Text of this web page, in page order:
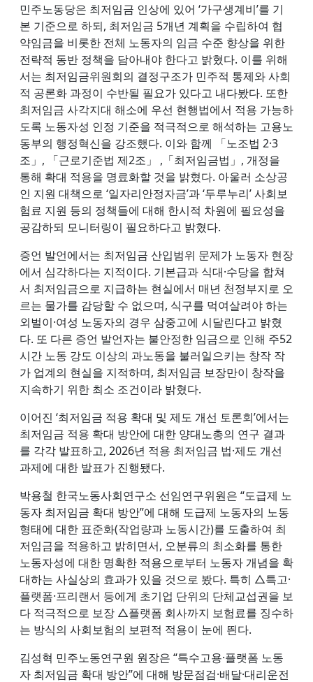
민주노동당은 최저임금 인상에 있어 ‘가구생계비’를 기
본 기준으로 하되, 최저임금 5개년 계획을 수립하여 협
약임금을 비롯한 전체 노동자의 임금 수준 향상을 위한
전략적 동반 정책을 담아내야 한다고 밝혔다. 이를 위해
서는 최저임금위원회의 결정구조가 민주적 통제와 사회
적 공론화 과정이 수반될 필요가 있다고 내다봤다. 또한
최저임금 사각지대 해소에 우선 현행법에서 적용 가능하
도록 노동자성 인정 기준을 적극적으로 해석하는 고용노
동부의 행정혁신을 강조했다. 이와 함께 「노조법 2·3
조」, 「근로기준법 제2조」 ,「최저임금법」, 개정을
통해 확대 적용을 명료화할 것을 밝혔다. 아울러 소상공
인 지원 대책으로 ‘일자리안정자금’과 ‘두루누리’ 사회보
험료 지원 등의 정책들에 대해 한시적 차원에 필요성을
공감하되 모니터링이 필요하다고 밝혔다.
증언 발언에서는 최저임금 산입범위 문제가 노동자 현장
에서 심각하다는 지적이다. 기본급과 식대·수당을 합쳐
서 최저임금으로 지급하는 현실에서 매년 천정부지로 오
르는 물가를 감당할 수 없으며, 식구를 먹여살려야 하는
외벌이·여성 노동자의 경우 삼중고에 시달린다고 밝혔
다. 또 다른 증언 발언자는 불안정한 임금으로 인해 주52
시간 노동 강도 이상의 과노동을 불러일으키는 창작 작
가 업계의 현실을 지적하며, 최저임금 보장만이 창작을
지속하기 위한 최소 조건이라 밝혔다.
이어진 ‘최저임금 적용 확대 및 제도 개선 토론회’에서는
최저임금 적용 확대 방안에 대한 양대노총의 연구 결과
를 각각 발표하고, 2026년 적용 최저임금 법·제도 개선
과제에 대한 발표가 진행됐다.
박용철 한국노동사회연구소 선임연구위원은 “도급제 노
동자 최저임금 확대 방안”에 대해 도급제 노동자의 노동
형태에 대한 표준화(작업량과 노동시간)를 도출하여 최
저임금을 적용하고 밝히면서, 오분류의 최소화를 통한
노동자성에 대한 명확한 적용으로부터 노동자 개념을 확
대하는 사실상의 효과가 있을 것으로 봤다. 특히 △특고·
플랫폼·프리랜서 등에게 초기업 단위의 단체교섭권을 보
다 적극적으로 보장 △플랫폼 회사까지 보험료를 징수하
는 방식의 사회보험의 보편적 적용이 눈에 띈다.
김성혁 민주노동연구원 원장은 “특수고용·플랫폼 노동
자 최저임금 확대 방안”에 대해 방문점검·배달·대리운전